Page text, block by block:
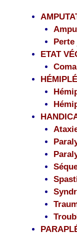
Perte
ETAT